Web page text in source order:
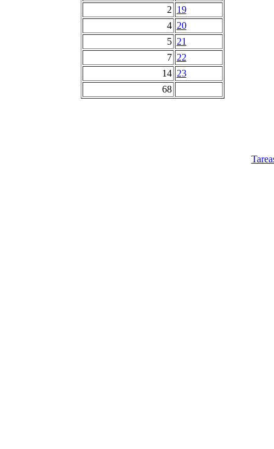
2 19
4 20
5 21
7 22
14 23
68